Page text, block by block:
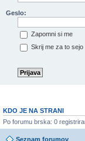
Geslo:
Zapomni si me
Skrij me za to sejo
KDO JE NA STRANI
Po forumu brska: 0
Seznam forumov